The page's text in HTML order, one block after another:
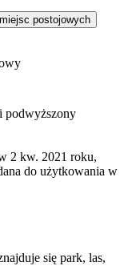
postojowych
podwyższony
2 kw. 2021 roku,
do użytkowania w
się park, las,